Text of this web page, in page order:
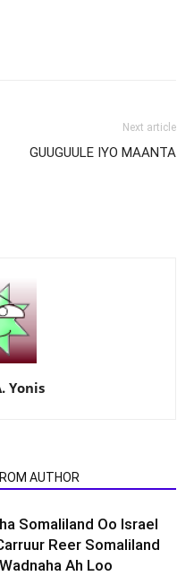
Next article
GUUGUULE IYO MAANTA
Yonis
AUTHOR
Somaliland Oo Israel
Reer Somaliland
Ah Loo